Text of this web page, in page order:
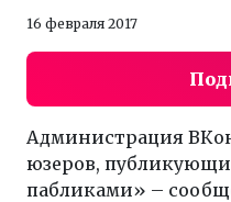
16 февраля 2017
Администрация
юзеров,
пабликами» –